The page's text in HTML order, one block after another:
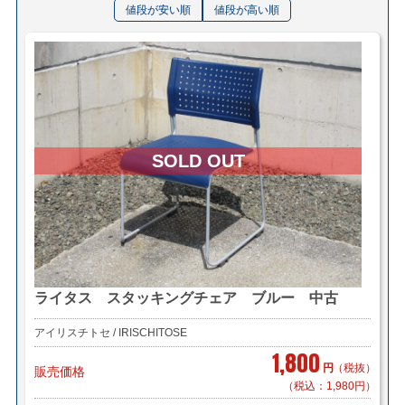
値段が安い順 値段が高い順
ライタス スタッキングチェア ブルー 中古
アイリスチトセ / IRISCHITOSE
販売価格 1,800 円 （税抜）
（税込：1,980円）